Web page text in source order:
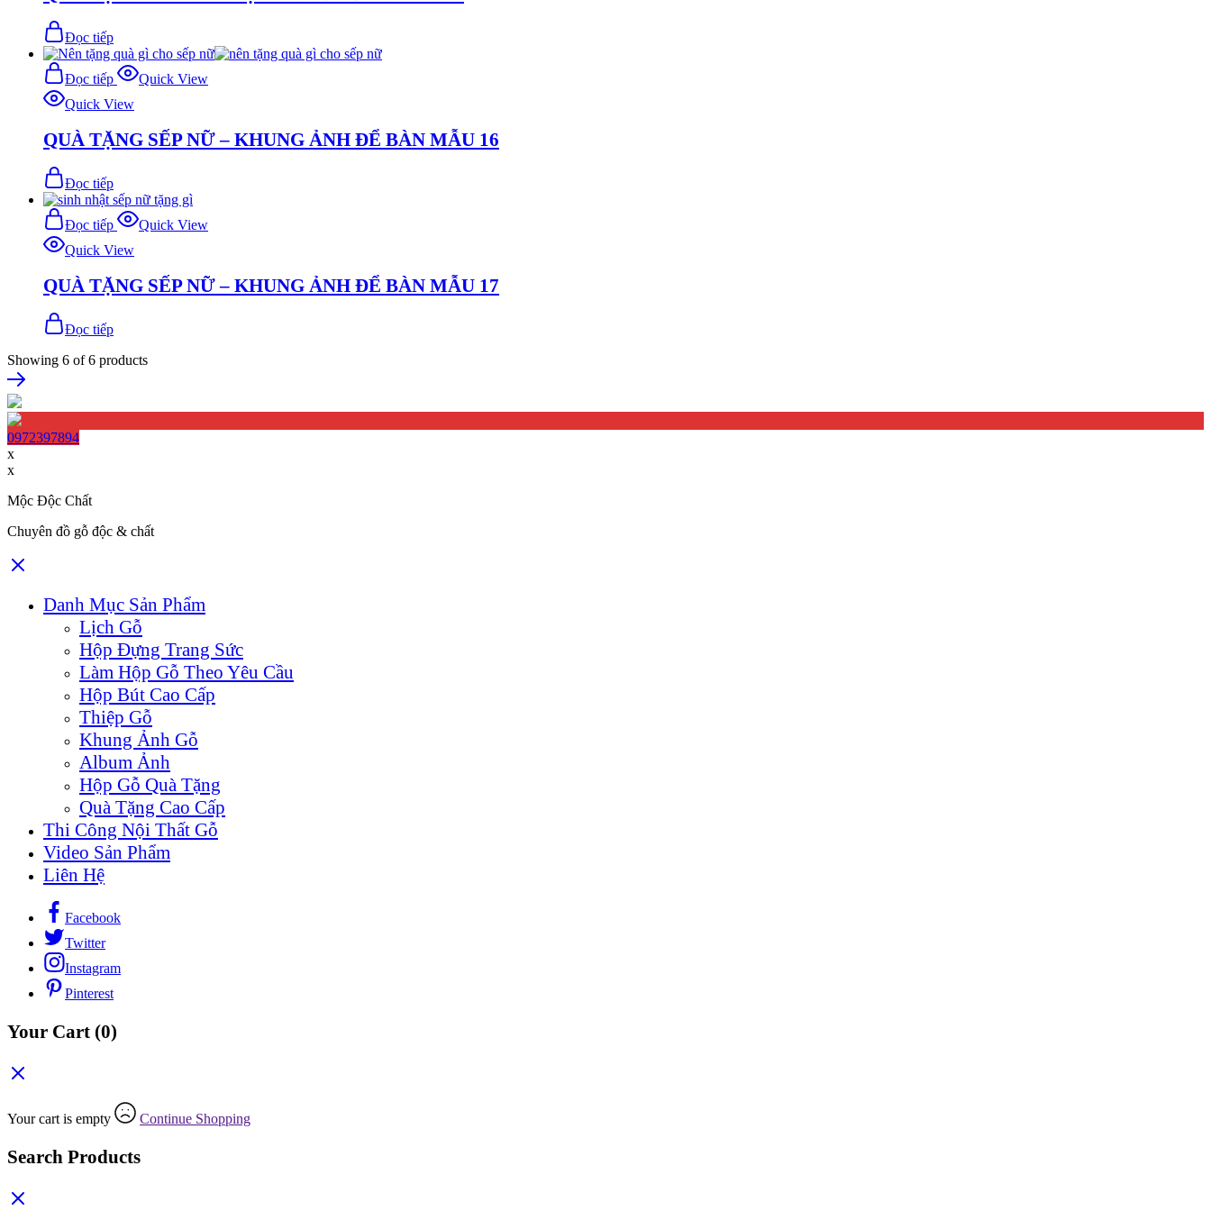
Đọc tiếp
Đọc tiếp
Quick View
Quick View
QUÀ TẶNG SẾP NỮ – KHUNG ẢNH ĐỂ BÀN MẪU 16
Đọc tiếp
Đọc tiếp
Quick View
Quick View
QUÀ TẶNG SẾP NỮ – KHUNG ẢNH ĐỂ BÀN MẪU 17
Đọc tiếp
Showing 6 of6 products
0972397894
x
x
Mộc Độc Chất
Chuyên đồ gỗ độc & chất
Danh Mục Sản Phẩm
Lịch Gỗ
Hộp Đựng Trang Sức
Làm Hộp Gỗ Theo Yêu Cầu
Hộp Bút Cao Cấp
Thiệp Gỗ
Khung Ảnh Gỗ
Album Ảnh
Hộp Gỗ Quà Tặng
Quà Tặng Cao Cấp
Thi Công Nội Thất Gỗ
Video Sản Phẩm
Liên Hệ
Facebook
Twitter
Instagram
Pinterest
Your Cart (0)
Your cart is empty Continue Shopping
Search Products